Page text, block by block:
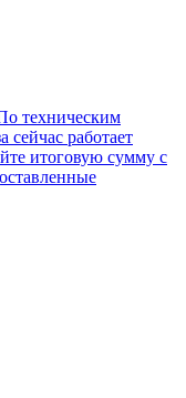
техническим
сейчас работает
итоговую сумму с